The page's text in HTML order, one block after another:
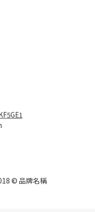
© 品牌名稱